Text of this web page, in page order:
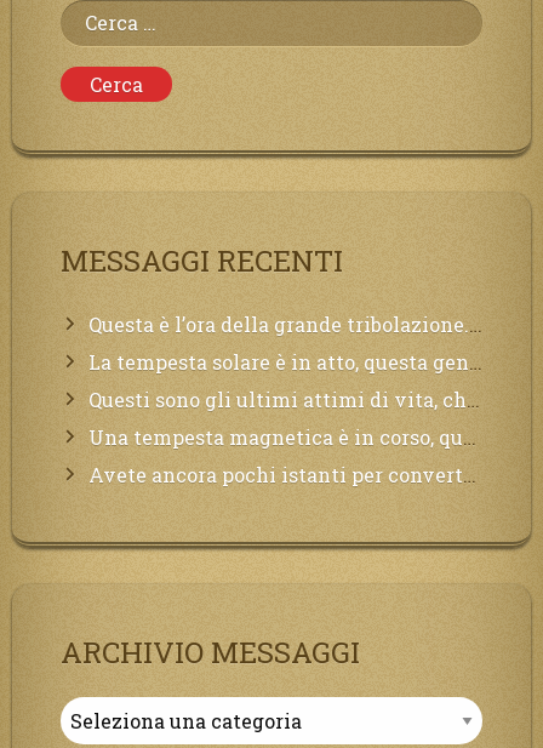
Ricerca
per:
MESSAGGI RECENTI
Questa è l’ora della grande tribolazione. Volgetemi il vostro cuore
La tempesta solare è in atto, questa generazione soffrirà molto, la Terra arderà, l’acqua sarà contaminata, il cibo non sarà più nelle vostre mense.
Questi sono gli ultimi attimi di vita, chi si vuole salvare Mi chiami in suo aiuto.
Una tempesta magnetica è in corso, questa generazione patirà. Il black out non tarderà ad arrivare e tutta la Terra sarà oscurata.
Avete ancora pochi istanti per convertirvi, non perdete tempo, la sciagura arriverà all’improvviso e per chi non si sarà preparato saranno dolori.
ARCHIVIO MESSAGGI
Archivio
Messaggi